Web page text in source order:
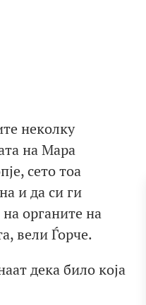
неколку
на Мара
сето тоа
и да си ги
органите на
вели Ѓорче.
дека било која